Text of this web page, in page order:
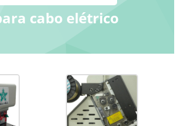
cabo elétrico